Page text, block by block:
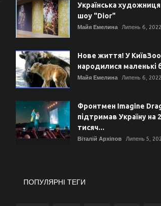
Українська
шоу "Dior"
Майя Емелина Липень 6, 2022
Нове життя! У КиївЗоо
народилися маленькі
Майя Емелина Липень 6, 2022
Фронтмен Imagine
підтримав Україну на
тисяч...
Віталій Архіпов Липень 5,
ПОПУЛЯРНІ ТЕГИ